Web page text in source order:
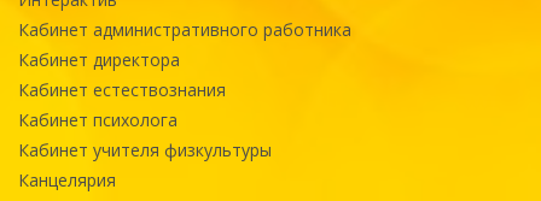
Кабинет административного работника
Кабинет директора
Кабинет естествознания
Кабинет психолога
Кабинет учителя физкультуры
Канцелярия